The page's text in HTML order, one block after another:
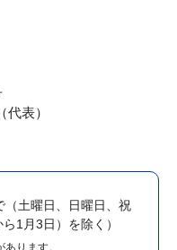
表）
（土曜日、日曜日、祝
1月3日）を除く）
ります。